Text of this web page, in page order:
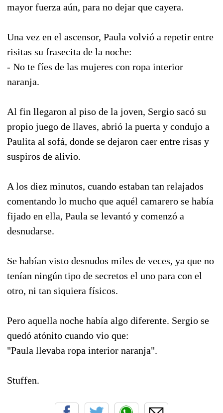
mayor fuerza aún, para no dejar que cayera.
Una vez en el ascensor, Paula volvió a repetir entre
risitas su frasecita de la noche:
- No te fíes de las mujeres con ropa interior
naranja.
Al fin llegaron al piso de la joven, Sergio sacó su
propio juego de llaves, abrió la puerta y condujo a
Paulita al sofá, donde se dejaron caer entre risas y
suspiros de alivio.
A los diez minutos, cuando estaban tan relajados
comentando lo mucho que aquél camarero se había
fijado en ella, Paula se levantó y comenzó a
desnudarse.
Se habían visto desnudos miles de veces, ya que no
tenían ningún tipo de secretos el uno para con el
otro, ni tan siquiera físicos.
Pero aquella noche había algo diferente. Sergio se
quedó atónito cuando vio que:
"Paula llevaba ropa interior naranja".
Stuffen.